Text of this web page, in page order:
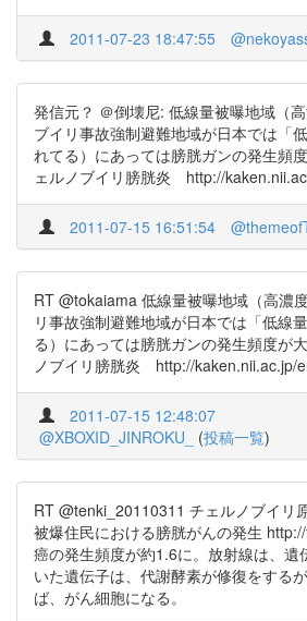
2011-07-23 18:47:55
発信元？ ＠倒壊尼: 低線量被曝地域（
ブイリ事故強制避難地域が日本では「
れてる）にあっては膀胱ガンの発生頻
ェルノブイリ膀胱炎 http://
2011-07-15 16:51:54
RT @tokaiama 低線量被曝地域（高濃
リ事故強制避難地域が日本では「低線
る）にあっては膀胱ガンの発生頻度が
ノブイリ膀胱炎 http://kaken.nii.ac.jp/
2011-07-15 12:48:07
@XBOXID_JINROKU_
(投稿一覧)
RT @tenki_20110311 チェルノブイリ
被爆住民における膀胱がんの発生
癌の発生頻度が約1.6に。放射線は、遺
いた遺伝子は、代謝酵素が修復をする
ば、がん細胞になる。